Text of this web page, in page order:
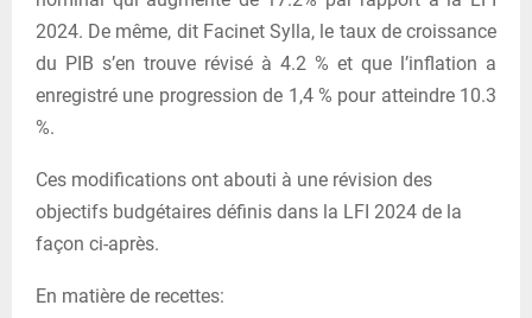
2024. De même, dit Facinet Sylla, le taux de croissance
du PIB s’en trouve révisé à 4.2 % et que l’inflation a
enregistré une progression de 1,4 % pour atteindre 10.3
%.
Ces modifications ont abouti à une révision des
objectifs budgétaires définis dans la LFI 2024 de la
façon ci-après.
En matière de recettes: